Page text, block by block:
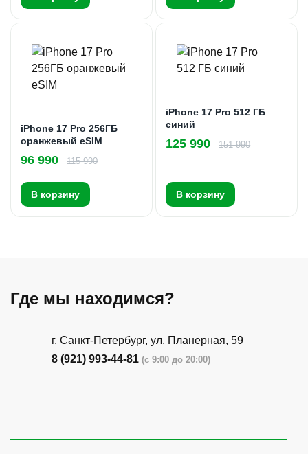
iPhone 17 Pro 256ГБ
оранжевый eSIM
96 990 115 990
В корзину
iPhone 17 Pro 512 ГБ
синий
125 990 151 990
В корзину
Где мы находимся?
г. Санкт-Петербург, ​ул. Планерная, 59
8 (921) 993-44-81 (с 9:00 до 20:00)